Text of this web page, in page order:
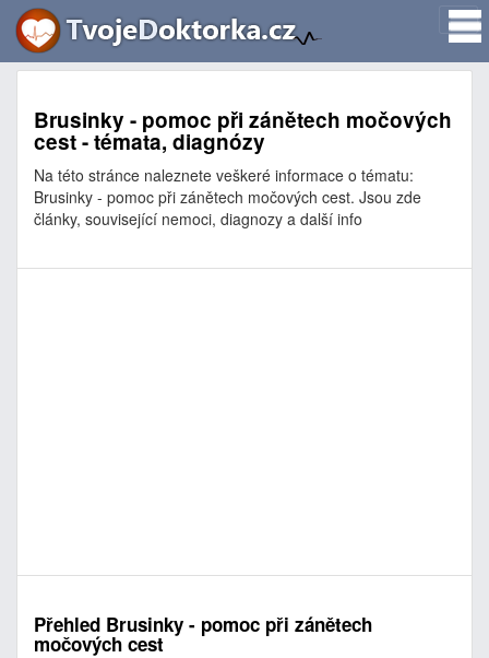
Brusinky - pomoc při zánětech močových
cest - témata, diagnózy
Na této stránce naleznete veškeré informace o tématu:
Brusinky - pomoc při zánětech močových cest. Jsou zde
články, související nemoci, diagnozy a další info
Přehled Brusinky - pomoc při zánětech
močových cest